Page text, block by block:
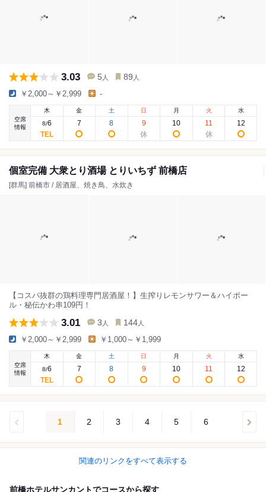
3.03 5 人 89 人
￥2,000～￥2,999 -
空席
情報
木
8/6
金
7
土
8
日
9
月
10
火
11
水
12
個室完備 大衆とり酒場 とりいちず 前橋店
[群馬] 前橋市 / 居酒屋、焼き鳥、水炊き
【コスパ抜群の鶏料理専門居酒屋！】生搾りレモンサワー＆ハイボー
ル・秘伝かわ串109円！
3.01 3 人 144 人
￥2,000～￥2,999 ￥1,000～￥1,999
空席
情報
木
8/6
金
7
土
8
日
9
月
10
火
11
水
12
1 2 3 4 5 6
関連のリンクをすべて表示する
前橋ホテルサンカントでコースから探す